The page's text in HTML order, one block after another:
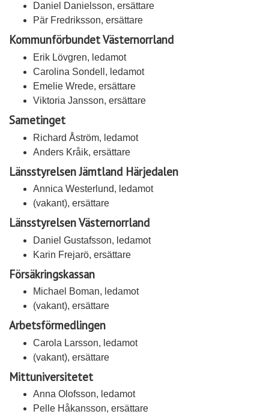
Daniel Danielsson, ersättare
Pär Fredriksson, ersättare
Kommunförbundet Västernorrland
Erik Lövgren, ledamot
Carolina Sondell, ledamot
Emelie Wrede, ersättare
Viktoria Jansson, ersättare
Sametinget
Richard Åström, ledamot
Anders Kråik, ersättare
Länsstyrelsen Jämtland Härjedalen
Annica Westerlund, ledamot
(vakant), ersättare
Länsstyrelsen Västernorrland
Daniel Gustafsson, ledamot
Karin Frejarö, ersättare
Försäkringskassan
Michael Boman, ledamot
(vakant), ersättare
Arbetsförmedlingen
Carola Larsson, ledamot
(vakant), ersättare
Mittuniversitetet
Anna Olofsson, ledamot
Pelle Håkansson, ersättare